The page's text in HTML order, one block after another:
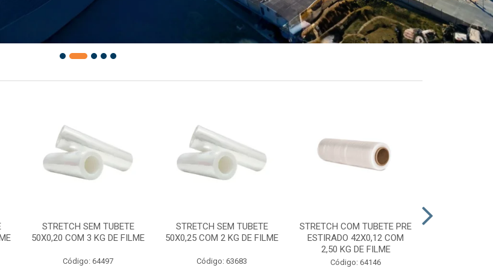
STRETCH SEM TUBETE
50X0,20 COM 3 KG DE FILME
Código: 64497
STRETCH SEM TUBETE
50X0,25 COM 2 KG DE FILME
Código: 63683
STRETCH COM TUBETE PRE
ESTIRADO 42X0,12 COM
2,50 KG DE FILME
Código: 64146